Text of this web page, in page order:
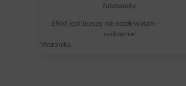
fototapety.
Efekt jest lepszy niż oczekiwałam –
cudownie!
Weronika